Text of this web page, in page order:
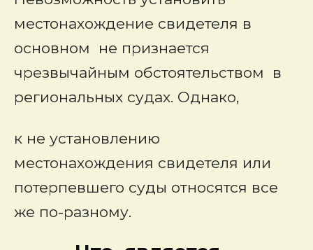
местонахождение свидетеля в
основном не признается
чрезвычайным обстоятельством в
региональных судах. Однако,
к не установлению
местонахождения свидетеля или
потерпевшего суды относятся все
же по-разному.